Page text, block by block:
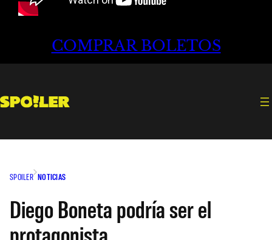
COMPRAR BOLETOS
SPOILER NOTICIAS
Diego Boneta podría ser el
protagonista